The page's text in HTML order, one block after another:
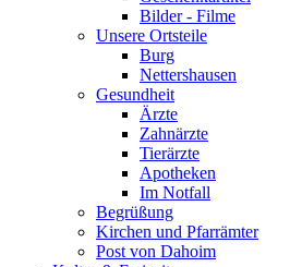
Bilder - Filme
Unsere Ortsteile
Burg
Nettershausen
Gesundheit
Ärzte
Zahnärzte
Tierärzte
Apotheken
Im Notfall
Begrüßung
Kirchen und Pfarrämter
Post von Dahoim